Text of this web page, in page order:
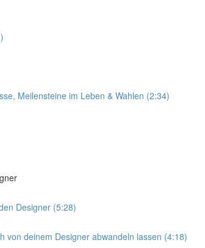
Meilensteine im Leben & Wahlen (2:34)
Designer (5:28)
von deinem Designer abwandeln lassen (4:18)